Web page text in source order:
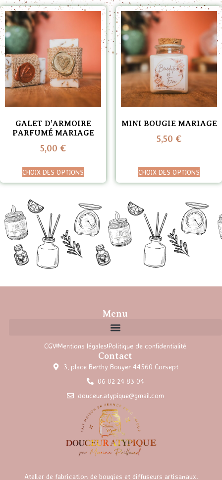
GALET D’ARMOIRE
PARFUMÉ MARIAGE
5,00 €
CHOIX DES OPTIONS
MINI BOUGIE MARIAGE
5,50 €
CHOIX DES OPTIONS
Atelier de fabrication de bougies et diffuseurs artisanaux.
Menu
CGVMentions légales Politique de confidentialité
Contact
3, place Berthy Bouyer 44560 Corsept
06 02 24 83 04
douceur.atypique@gmail.com